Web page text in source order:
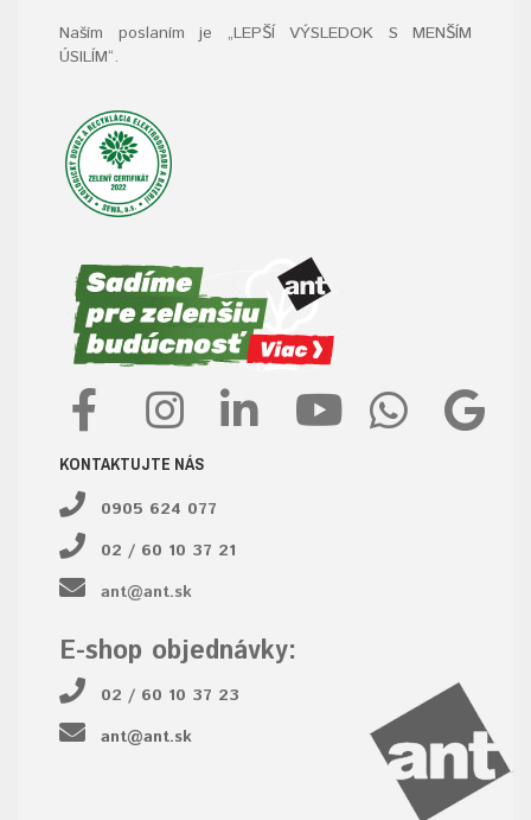
Naším poslaním je „LEPŠÍ VÝSLEDOK S MENŠÍM
ÚSILÍM“.
KONTAKTUJTE NÁS
0905 624 077
02 / 60 10 37 21
ant@ant.sk
E-shop objednávky:
02 / 60 10 37 23
ant@ant.sk